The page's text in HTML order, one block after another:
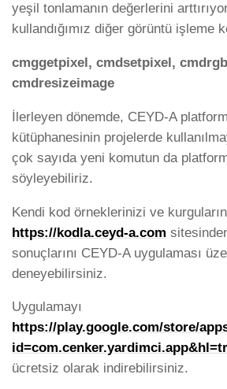
yeşil tonlamanın değerlerini
kullandığımız diğer görüntü işleme
cmggetpixel, cmdsetpixel, cmdrgb
cmdresizeimage
İlerleyen dönemde, CEYD-A
kütüphanesinin projelerde
çok sayıda yeni komutun da
söyleyebiliriz.
Kendi kod örneklerinizi ve
https://kodla.ceyd-a.com
sonuçlarını CEYD-A uygulaması
deneyebilirsiniz.
Uygulamayı
https://play.google.com/store/
id=com.cenker.yardimci.app&hl=tr
ücretsiz olarak indirebilirsiniz.